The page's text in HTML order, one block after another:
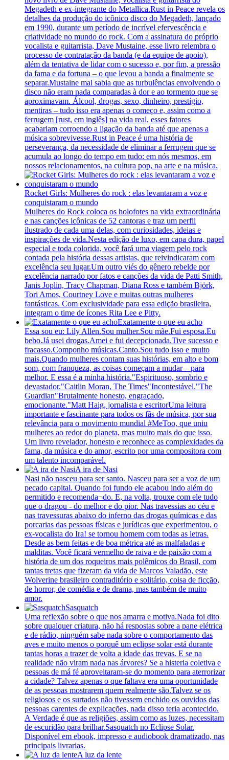
Megadeth e ex-integrante do Metallica.Rust in Peace revela os
detalhes da produção do icônico disco do Megadeth, lançado
em 1990, durante um período de incrível efervescência e
criatividade no mundo do rock. Com a assinatura do próprio
vocalista e guitarrista, Dave Mustaine, esse livro relembra o
processo de contratação da banda (e da equipe de apoio),
além da tentativa de lidar com o sucesso e, por fim, a pressão
da fama e da fortuna – o que levou a banda a finalmente se
separar.Mustaine mal sabia que as turbulências envolvendo o
disco não eram nada comparadas à dor e ao tormento que se
aproximavam. Álcool, drogas, sexo, dinheiro, prestígio,
mentiras – tudo isso era apenas o começo e, assim como a
ferrugem [rust, em inglês] na vida real, esses fatores
acabariam corroendo a ligação da banda até que apenas a
música sobrevivesse.Rust in Peace é uma história de
perseverança, da necessidade de eliminar a ferrugem que se
acumula ao longo do tempo em tudo: em nós mesmos, em
nossos relacionamentos, na cultura pop, na arte e na música.
Rocket Girls: Mulheres do rock : elas levantaram a voz e
conquistaram o mundo
Mulheres do Rock coloca os holofotes na vida extraordinária
e nas canções icônicas de 52 cantoras e traz um perfil
ilustrado de cada uma delas, com curiosidades, ideias e
inspirações de vida.Nesta edição de luxo, em capa dura, papel
especial e toda colorida, você fará uma viagem pelo rock
contada pela história dessas artistas, que reivindicaram com
excelência seu lugar.Um outro viés do gênero rebelde por
excelência narrado por fatos e canções da vida de Patti Smith,
Janis Joplin, Tracy Chapman, Diana Ross e também Björk,
Tori Amos, Courtney Love e muitas outras mulheres
fantásticas. Com exclusividade para essa edição brasileira,
integram o time de ícones Rita Lee e Pitty.
Exatamente o que eu acho
Essa sou eu: Lily Allen.Sou mulher.Sou mãe.Fui esposa.Eu
bebo.Já usei drogas.Amei e fui decepcionada.Tive sucesso e
fracasso.Componho músicas.Canto.Sou tudo isso e muito
mais.Quando mulheres contam suas histórias, em alto e bom
som, com franqueza, as coisas começam a mudar – para
melhor. E essa é a minha história."Espirituoso, sombrio e
devastador."Caitlin Moran, The Times"Incontestável."The
Guardian"Brutalmente honesto, engraçado,
emocionante."Matt Haig, jornalista e escritorUma leitura
importante e fascinante para todos os fãs de música, por sua
relevância para o movimento mundial #MeToo, que uniu
mulheres ao redor do planeta, mas muito mais do que isso.
Um livro revelador, honesto e reconhece as complexidades da
fama, da música e do amor, escrito por uma compositora com
um talento incomparável.
A ira de Nasi
Nasi não nasceu para ser santo. Nasceu para ser a voz de um
pecado capital. Quando foi fundo ele acabou indo além do
permitido e recomenda¬do. E, na volta, trouxe com ele tudo
que o dragou - do melhor e do pior. Nas travessias ao céu e
nas travessuras abaixo do inferno das drogas químicas e das
porcarias das pessoas físicas e jurídicas que experimentou, o
ex-vocalista do Ira! se tornou homem com todas as letras.
Desde as bem feitas e de boa métrica até as malfaladas e
malditas. Você ficará vermelho de raiva e de paixão com a
história de um dos roqueiros mais polêmicos do Brasil, com
tantas tretas que fizeram da vida de Marcos Valadão, este
Wolverine brasileiro contraditório e solitário, coisa de ficção,
de horror, de comédia e de drama, mas também de muito
amor.
Sasquatch
Uma reflexão sobre o que nos amarra e motiva.Nada foi dito
sobre qualquer criatura, não há respostas sobre a pane elétrica
e de rádio, ninguém sabe nada sobre o comportamento das
aves e muito menos o porquê um eclipse solar está durante
tantas horas a trazer de volta a idade das trevas. E se na
realidade não viram nada nas árvores? Se a histeria coletiva e
pessoas de má fé aproveitaram-se do momento para aterrorizar
a cidade? Talvez apenas o que faltava era uma oportunidade
de as pessoas mostrarem quem realmente são.Talvez se os
religiosos e os surtados não tivessem enchido os ouvidos das
pessoas carentes de explicações, nada disso teria acontecido.
A Verdade é que as religiões, assim como as luzes, necessitam
de escuridão para brilhar.Sasquatch no Eclipse Solar.
Disponível em ebook, impresso e audiobook dramatizado, nas
principais livrarias.
A luz da lente